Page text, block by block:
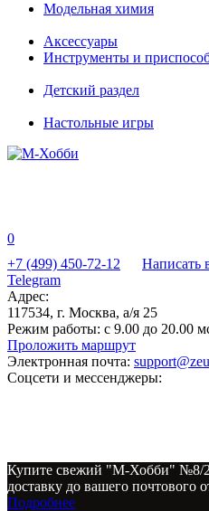
Модельная химия
Аксессуары
Инструменты и
Детский раздел
Настольные игры
0
+7 (499) 450-72-12
Написать
Telegram
Адрес:
117534, г. Москва, а/я 25
Режим работы: с 9.00 до 20.00
Проложить маршрут
Электронная почта:
Соцсети и мессенджеры:
Купите свежий "М-Хобби" №8/
доставку до вашего почтового
Подробнее